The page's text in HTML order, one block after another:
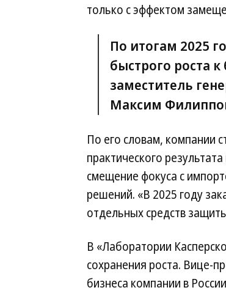
только с эффектом
По итогам 2025
быстрого роста
заместитель
Максим
По его словам, компании
практического
смещение фокуса с
решений. «В 2025 году
отдельных средств
В «Лаборатории
сохранения роста. Вице-
бизнеса компании в